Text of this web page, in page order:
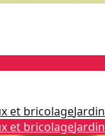
et bricolageJardin
et bricolageJardin